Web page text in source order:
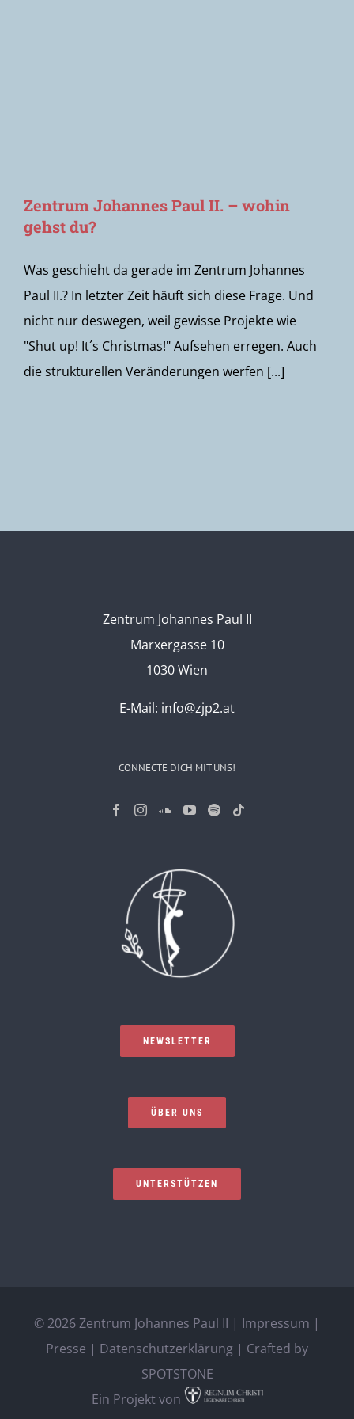
Zentrum Johannes Paul II. – wohin
gehst du?
Was geschieht da gerade im Zentrum Johannes
Paul II.? In letzter Zeit häuft sich diese Frage. Und
nicht nur deswegen, weil gewisse Projekte wie
"Shut up! It´s Christmas!" Aufsehen erregen. Auch
die strukturellen Veränderungen werfen [...]
Zentrum Johannes Paul II
Marxergasse 10
1030 Wien
E-Mail: info@zjp2.at
CONNECTE DICH MIT UNS!
NEWSLETTER
ÜBER UNS
UNTERSTÜTZEN
© 2026 Zentrum Johannes Paul II | Impressum |
Presse | Datenschutzerklärung | Crafted by
SPOTSTONE
Ein Projekt von